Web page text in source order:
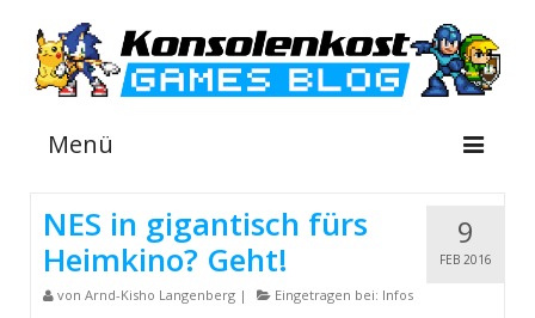
Menü
NEWS
INFOS
9
FEB 2016
NES in gigantisch fürs
Heimkino? Geht!
von Arnd-Kisho Langenberg | Eingetragen bei: Infos